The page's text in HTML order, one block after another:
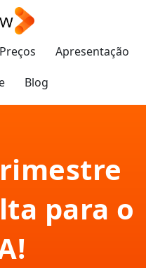
Apresentação
Blog
para o